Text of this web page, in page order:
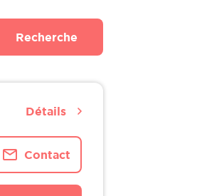
Recherche
Contact
Détails